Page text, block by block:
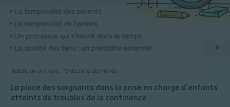
Rétention urinaire Vidéo à la demande
La place des soignants dans la prise en charge d'enfants
atteints de troubles de la continence